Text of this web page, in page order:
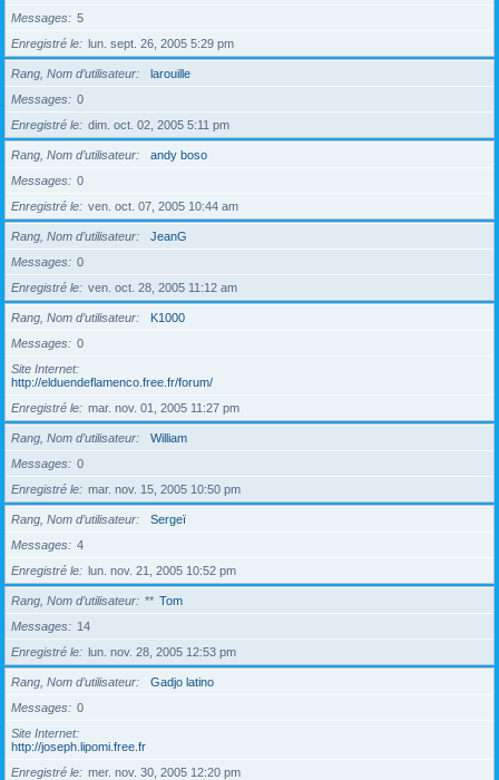
Messages
5
Enregistré le
lun. sept. 26, 2005 5:29 pm
Rang, Nom d’utilisateur
larouille
Messages
0
Enregistré le
dim. oct. 02, 2005 5:11 pm
Rang, Nom d’utilisateur
andy boso
Messages
0
Enregistré le
ven. oct. 07, 2005 10:44 am
Rang, Nom d’utilisateur
JeanG
Messages
0
Enregistré le
ven. oct. 28, 2005 11:12 am
Rang, Nom d’utilisateur
K1000
Messages
0
Site Internet
http://elduendeflamenco.free.fr/forum/
Enregistré le
mar. nov. 01, 2005 11:27 pm
Rang, Nom d’utilisateur
William
Messages
0
Enregistré le
mar. nov. 15, 2005 10:50 pm
Rang, Nom d’utilisateur
Sergeï
Messages
4
Enregistré le
lun. nov. 21, 2005 10:52 pm
Rang, Nom d’utilisateur ** Tom
Messages
14
Enregistré le
lun. nov. 28, 2005 12:53 pm
Rang, Nom d’utilisateur
Gadjo latino
Messages
0
Site Internet
http://joseph.lipomi.free.fr
Enregistré le
mer. nov. 30, 2005 12:20 pm